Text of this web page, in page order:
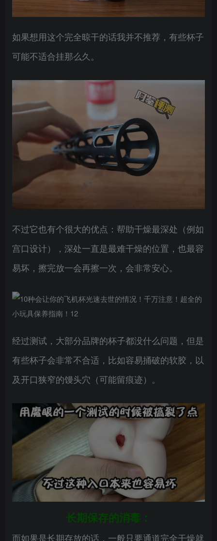
如果想用这个完全晾干的话我并不推荐，有些杯子
可能不适合挂那么久。
不过它也有个很大的优点：帮助干燥最深处（例如
宫口设计），深处一直是最难干燥的位置，也最容
易坏，擦完放一会再擦一次，会非常安心。
经过测试，大部分品牌的杯子都没什么问题，但是
有些杯子会非常不合适，比如容易捅破的软胶，以
及开口狭窄的馒头穴（可能留痕迹）。
长期保存的消毒：
而如果是长期存放的话，一般只要通道完全干燥就